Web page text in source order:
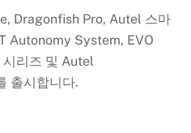
Dragonfish Pro, Autel 스마
Autonomy System, EVO
리즈 및 Autel
출시합니다.